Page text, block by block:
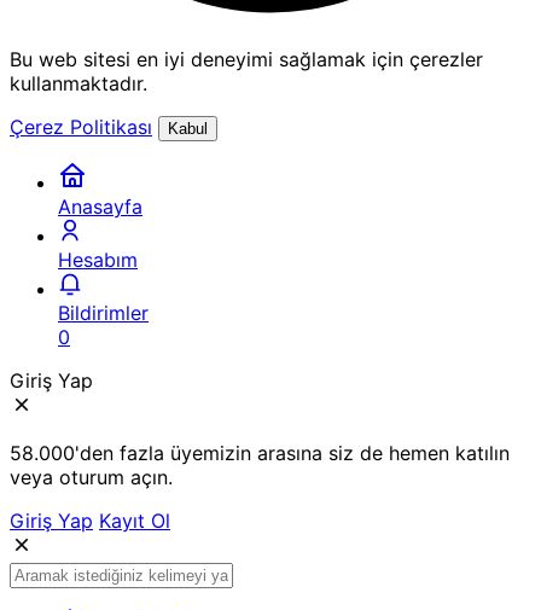
Bu web sitesi en iyi deneyimi sağlamak için çerezler
kullanmaktadır.
Çerez Politikası
Kabul
Anasayfa
Hesabım
Bildirimler
0
Giriş Yap
58.000'den fazla üyemizin arasına siz de hemen katılın
veya oturum açın.
Giriş Yap Kayıt Ol